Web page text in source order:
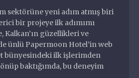
sektörüne yeni adım atmış biri
bir projeye ilk adımımı
Kalkan’ın güzellikleri ve
ünlü Papermoon Hotel’in web
bünyesindeki ilk işlerimden
baktığımda, bu deneyim